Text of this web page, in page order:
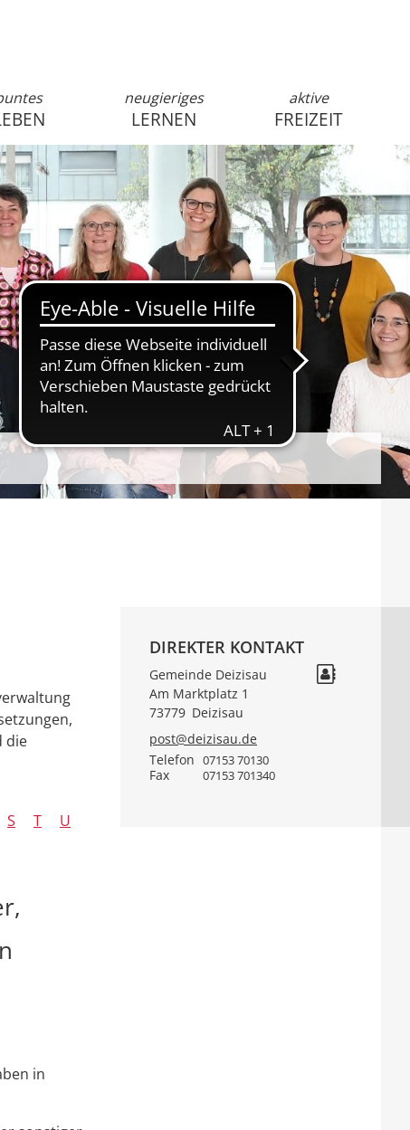
anmelden
neugieriges
LERNEN
aktive
FREIZEIT
die
S T
U
in
DIREKTER KONTAKT
Gemeinde Deizisau
Am Marktplatz 1
73779 Deizisau
post@deizisau.de
Telefon 07153 70130
Fax 07153 701340